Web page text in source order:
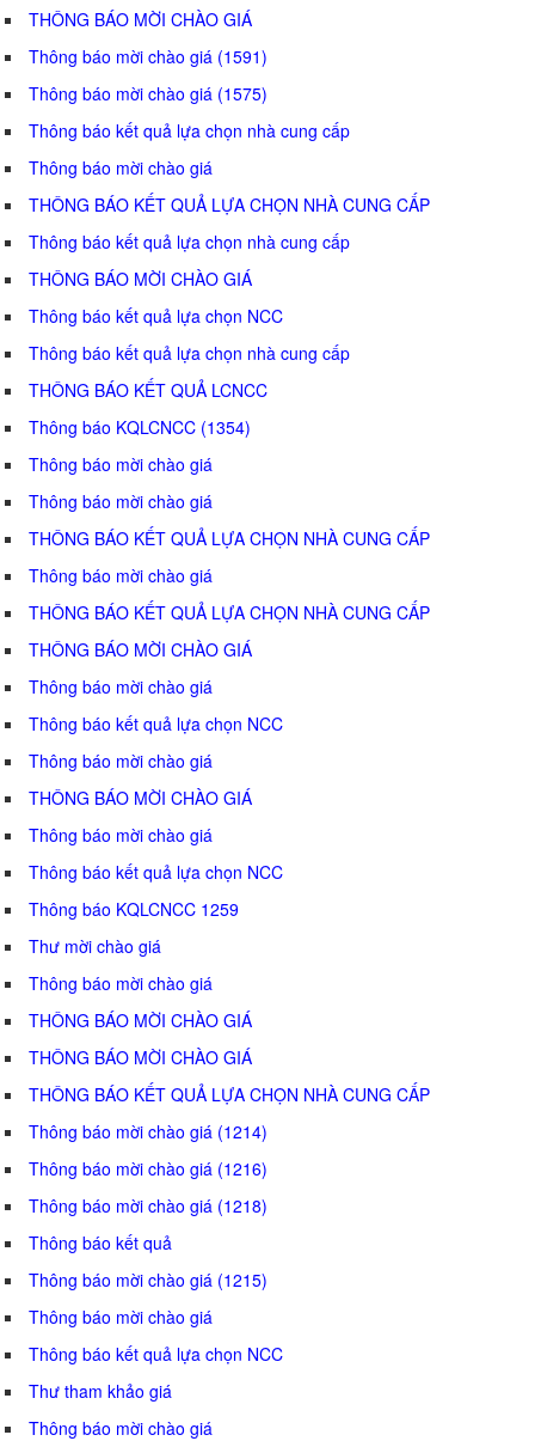
THÔNG BÁO MỜI CHÀO GIÁ
Thông báo mời chào giá (1591)
Thông báo mời chào giá (1575)
Thông báo kết quả lựa chọn nhà cung cấp
Thông báo mời chào giá
THÔNG BÁO KẾT QUẢ LỰA CHỌN NHÀ CUNG CẤP
Thông báo kết quả lựa chọn nhà cung cấp
THÔNG BÁO MỜI CHÀO GIÁ
Thông báo kết quả lựa chọn NCC
Thông báo kết quả lựa chọn nhà cung cấp
THÔNG BÁO KẾT QUẢ LCNCC
Thông báo KQLCNCC (1354)
Thông báo mời chào giá
Thông báo mời chào giá
THÔNG BÁO KẾT QUẢ LỰA CHỌN NHÀ CUNG CẤP
Thông báo mời chào giá
THÔNG BÁO KẾT QUẢ LỰA CHỌN NHÀ CUNG CẤP
THÔNG BÁO MỜI CHÀO GIÁ
Thông báo mời chào giá
Thông báo kết quả lựa chọn NCC
Thông báo mời chào giá
THÔNG BÁO MỜI CHÀO GIÁ
Thông báo mời chào giá
Thông báo kết quả lựa chọn NCC
Thông báo KQLCNCC 1259
Thư mời chào giá
Thông báo mời chào giá
THÔNG BÁO MỜI CHÀO GIÁ
THÔNG BÁO MỜI CHÀO GIÁ
THÔNG BÁO KẾT QUẢ LỰA CHỌN NHÀ CUNG CẤP
Thông báo mời chào giá (1214)
Thông báo mời chào giá (1216)
Thông báo mời chào giá (1218)
Thông báo kết quả
Thông báo mời chào giá (1215)
Thông báo mời chào giá
Thông báo kết quả lựa chọn NCC
Thư tham khảo giá
Thông báo mời chào giá